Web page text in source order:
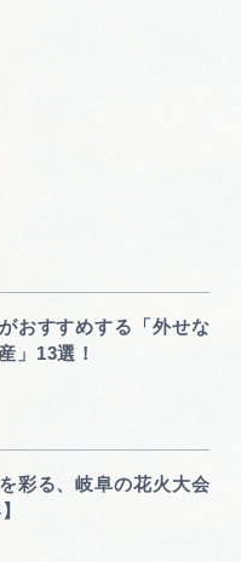
おすすめする「外せな
」13選！
彩る、岐阜の花火大会